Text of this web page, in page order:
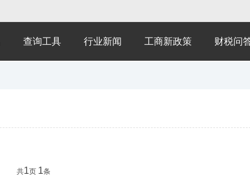
查询工具 行业新闻 工商新政策 财税问
共1页 1条